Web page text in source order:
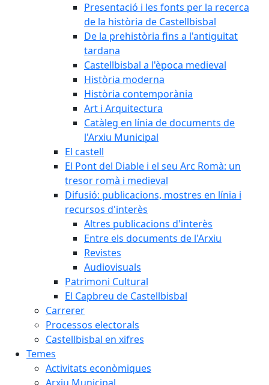
Presentació i les fonts per la recerca
de la història de Castellbisbal
De la prehistòria fins a l'antiguitat
tardana
Castellbisbal a l'època medieval
Història moderna
Història contemporània
Art i Arquitectura
Catàleg en línia de documents de
l'Arxiu Municipal
El castell
El Pont del Diable i el seu Arc Romà: un
tresor romà i medieval
Difusió: publicacions, mostres en línia i
recursos d'interès
Altres publicacions d'interès
Entre els documents de l'Arxiu
Revistes
Audiovisuals
Patrimoni Cultural
El Capbreu de Castellbisbal
Carrerer
Processos electorals
Castellbisbal en xifres
Temes
Activitats econòmiques